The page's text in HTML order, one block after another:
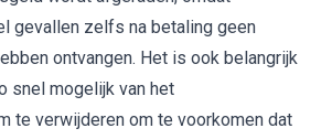
gevallen zelfs na betaling geen
ontvangen. Het is ook belangrijk
snel mogelijk van het
te verwijderen om te voorkomen dat